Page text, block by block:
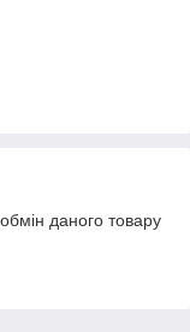
даного товару